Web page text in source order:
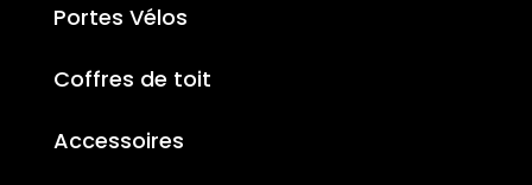
Portes Vélos
Coffres de toit
Accessoires